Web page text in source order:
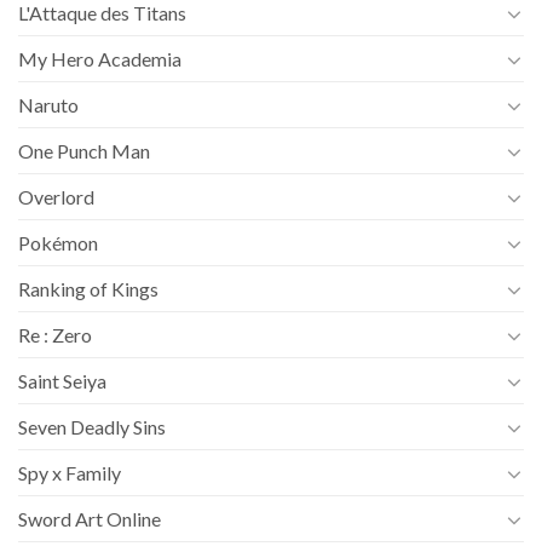
L'Attaque des Titans
My Hero Academia
Naruto
One Punch Man
Overlord
Pokémon
Ranking of Kings
Re : Zero
Saint Seiya
Seven Deadly Sins
Spy x Family
Sword Art Online